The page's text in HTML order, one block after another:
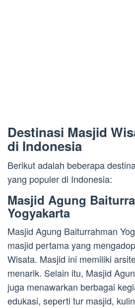
Destinasi Masjid
di Indonesia
Berikut adalah beberapa
yang populer di Indonesia:
Masjid Agung
Yogyakarta
Masjid Agung Baiturrahman
masjid pertama yang
Wisata. Masjid ini memiliki
menarik. Selain itu, Masjid
juga menawarkan berbagai
edukasi, seperti tur masjid,